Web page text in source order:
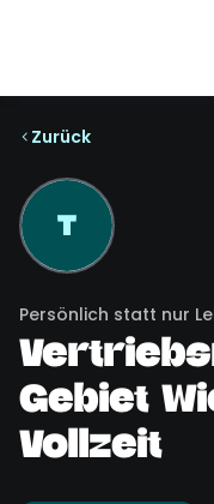
Zurück
T
Persönlich statt nur
Gebiet
Vollzeit